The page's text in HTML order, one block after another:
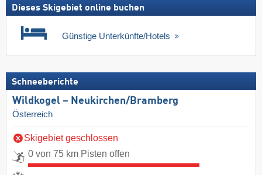
Dieses Skigebiet online buchen
Günstige Unterkünfte/Hotels
Schneeberichte
Wildkogel – Neukirchen/​Bramberg
Österreich
Skigebiet geschlossen
0 von 75 km Pisten offen